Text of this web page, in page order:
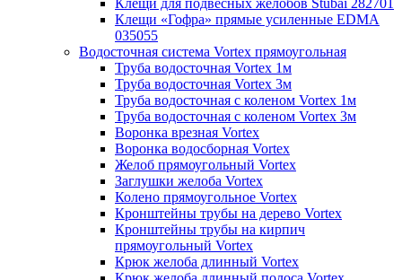
Клещи для подвесных желобов Stubai 282701
Клещи «Гофра» прямые усиленные EDMA
035055
Водосточная система Vortex прямоугольная
Труба водосточная Vortex 1м
Труба водосточная Vortex 3м
Труба водосточная с коленом Vortex 1м
Труба водосточная с коленом Vortex 3м
Воронка врезная Vortex
Воронка водосборная Vortex
Желоб прямоугольный Vortex
Заглушки желоба Vortex
Колено прямоугольное Vortex
Кронштейны трубы на дерево Vortex
Кронштейны трубы на кирпич
прямоугольный Vortex
Крюк желоба длинный Vortex